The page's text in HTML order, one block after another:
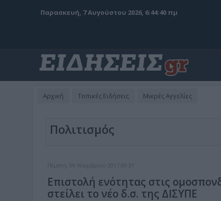
Παρασκευή, 7 Αυγούστου 2026, 6:44:41 πμ
Αρχική Τοπικές Ειδήσεις Μικρές Αγγελίες
Πολιτισμός
Πέμπτη, 09 Νοεμβρίου 2017 00:31
Επιστολή ενότητας στις
στείλει το νέο δ.σ. της ΔΙΣΥΠΕ